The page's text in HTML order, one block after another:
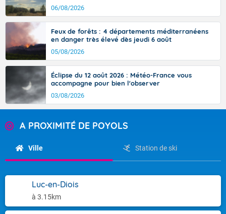
06/08/2026
Feux de forêts : 4 départements méditerranéens
en danger très élevé dès jeudi 6 août
05/08/2026
Éclipse du 12 août 2026 : Météo-France vous
accompagne pour bien l'observer
03/08/2026
A PROXIMITÉ DE POYOLS
Ville Station de ski
Luc-en-Diois
à 3.15km